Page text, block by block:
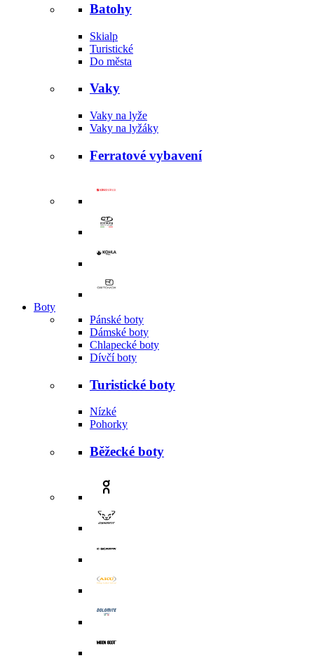
Batohy
Skialp
Turistické
Do města
Vaky
Vaky na lyže
Vaky na lyžáky
Ferratové vybavení
Boty
Pánské boty
Dámské boty
Chlapecké boty
Dívčí boty
Turistické boty
Nízké
Pohorky
Běžecké boty